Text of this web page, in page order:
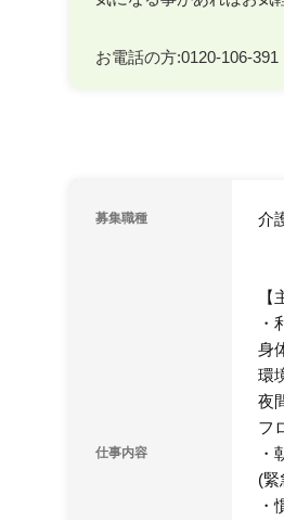
お電話の方:0120-106-391
募集職種 介
仕事内容
・
身
環
夜
フ
・
(緊
・